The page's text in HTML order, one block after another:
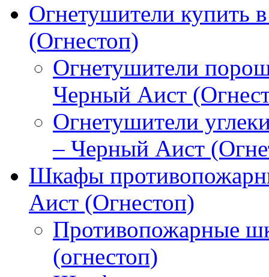
Огнетушители
(Огнестоп)
Огнетушители
Черный Аист
Огнетушители
– Черный Аист
Шкафы
Аист (Огнестоп)
Противопожарные
(огнестоп)